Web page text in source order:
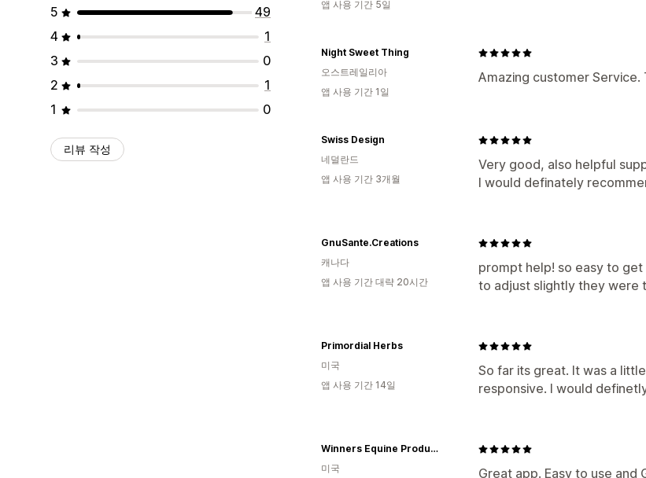
5
49
4
1
3
0
2
1
1
0
리뷰 작성
앱 사용 기간 5일
Amazing customer Service.
Night Sweet Thing
오스트레일리아
앱 사용 기간 1일
Very good, also helpful
I would definately
Swiss Design
네덜란드
앱 사용 기간 3개월
prompt help! so easy to
to adjust slightly they were
GnuSante.Creations
캐나다
앱 사용 기간 대략 20시간
So far its great. It was a
responsive. I would
Primordial Herbs
미국
앱 사용 기간 14일
Great app. Easy to use and
Winners Equine Products
미국